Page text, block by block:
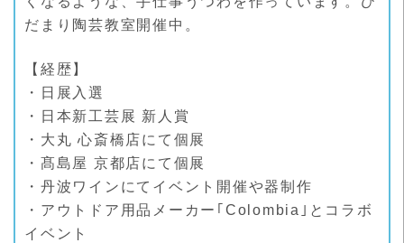
だまり陶芸教室開催中。
【経歴】
・日展入選
・日本新工芸展 新人賞
・大丸 心斎橋店にて個展
・髙島屋 京都店にて個展
・丹波ワインにてイベント開催や器制作
・アウトドア用品メーカー｢Colombia｣とコラボ
イベント